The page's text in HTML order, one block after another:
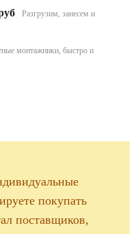
Разгрузим, занесем и
монтажники, быстро и
покупать
поставщиков,